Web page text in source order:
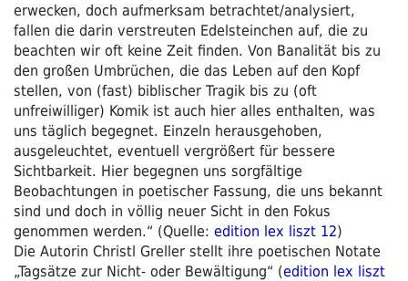
erwecken, doch aufmerksam betrachtet/analysiert,
fallen die darin verstreuten Edelsteinchen auf, die zu
beachten wir oft keine Zeit finden. Von Banalität bis zu
den großen Umbrüchen, die das Leben auf den Kopf
stellen, von (fast) biblischer Tragik bis zu (oft
unfreiwilliger) Komik ist auch hier alles enthalten, was
uns täglich begegnet. Einzeln herausgehoben,
ausgeleuchtet, eventuell vergrößert für bessere
Sichtbarkeit. Hier begegnen uns sorgfältige
Beobachtungen in poetischer Fassung, die uns bekannt
sind und doch in völlig neuer Sicht in den Fokus
genommen werden.“ (Quelle: edition lex liszt 12)
Die Autorin Christl Greller stellt ihre poetischen Notate
„Tagsätze zur Nicht- oder Bewältigung“ (edition lex liszt